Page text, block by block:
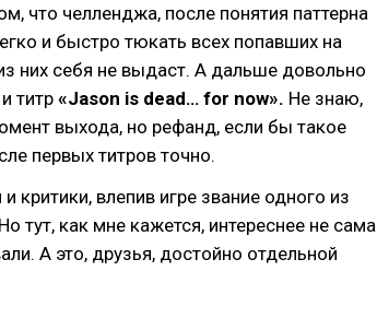
что челленджа, после понятия паттерна
и быстро тюкать всех попавших на
них себя не выдаст. А дальше довольно
титр «Jason is dead… for now». Не знаю,
выхода, но рефанд, если бы такое
первых титров точно.
критики, влепив игре звание одного из
тут, как мне кажется, интереснее не сама
А это, друзья, достойно отдельной